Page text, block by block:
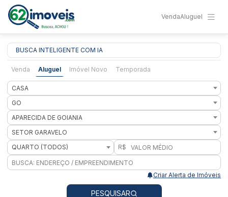
VendaAluguel
BUSCA INTELIGENTE COM IA
Venda Aluguel Imóvel Novo Temporada
CASA
GO
APARECIDA DE GOIANIA
SETOR GARAVELO
QUARTO (TODOS)
R$
Criar Alerta de Imóveis
PESQUISAR